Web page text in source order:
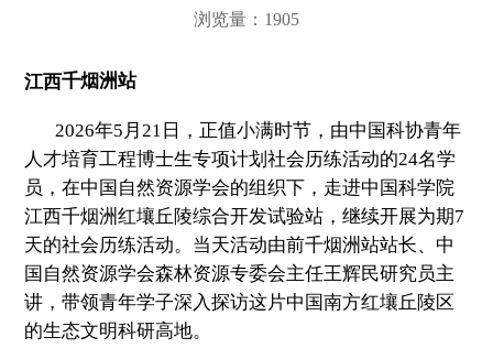
浏览量：1905
江西千烟洲站
2026年5月21日，正值小满时节，由中国科协青年
人才培育工程博士生专项计划社会历练活动的24名学
员，在中国自然资源学会的组织下，走进中国科学院
江西千烟洲红壤丘陵综合开发试验站，继续开展为期7
天的社会历练活动。当天活动由前千烟洲站站长、中
国自然资源学会森林资源专委会主任王辉民研究员主
讲，带领青年学子深入探访这片中国南方红壤丘陵区
的生态文明科研高地。